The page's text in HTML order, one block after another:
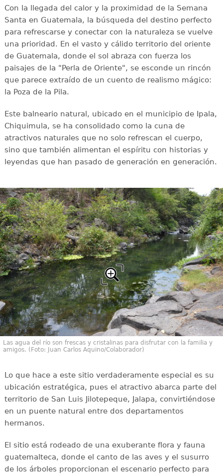
Con la llegada del calor y la proximidad de la Semana
Santa en Guatemala, la búsqueda del destino perfecto
para refrescarse y conectar con la naturaleza se vuelve
una prioridad. En el vasto y cálido territorio del oriente
de Guatemala, donde el sol abraza con fuerza los
paisajes de la "Perla de Oriente", se esconde un rincón
que parece extraído de un cuento de realismo mágico:
la Poza de la Pila.
Este balneario natural, ubicado en el municipio de Ipala,
Chiquimula, se ha consolidado como la cuna de
atractivos naturales que no solo refrescan el cuerpo,
sino que también alimentan el espíritu con historias y
leyendas que han pasado de generación en generación.
Las agua del río son frescas y cristalinas para disfrutar con la familia y
amigos. (Foto: Juan Carlos Aquino/Colaborador)
Lo que hace a este sitio verdaderamente especial es su
ubicación estratégica, pues el atractivo abarca parte del
territorio de San Luis Jilotepeque, Jalapa, convirtiéndose
en un puente natural entre dos departamentos
hermanos.
El sitio está rodeado de una exuberante flora y fauna
guatemalteca, donde el canto de las aves y el susurro
de los árboles proporcionan el escenario perfecto para